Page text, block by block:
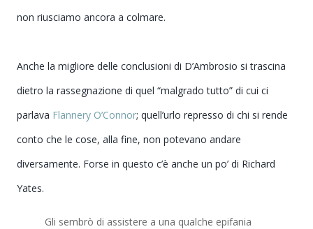
non riusciamo ancora a colmare.
Anche la migliore delle conclusioni di D’Ambrosio si trascina
dietro la rassegnazione di quel “malgrado tutto” di cui ci
parlava Flannery O’Connor; quell’urlo represso di chi si rende
conto che le cose, alla fine, non potevano andare
diversamente. Forse in questo c’è anche un po’ di Richard
Yates.
Gli sembrò di assistere a una qualche epifania